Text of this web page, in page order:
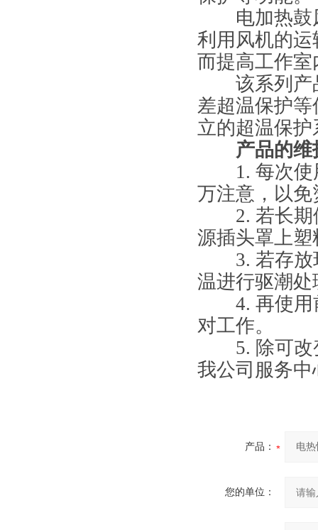
电加热鼓风
利用风机的
而提高工作
该系列产品
差超温保护
立的超温保
产品的维
1. 每次使
万注意，以免
2. 若长期停
源插头罩上
3. 若存放环
温进行驱潮处
4. 再使用前
对工作。
5. 除可改变
我公司服务
产品：
您的单位：